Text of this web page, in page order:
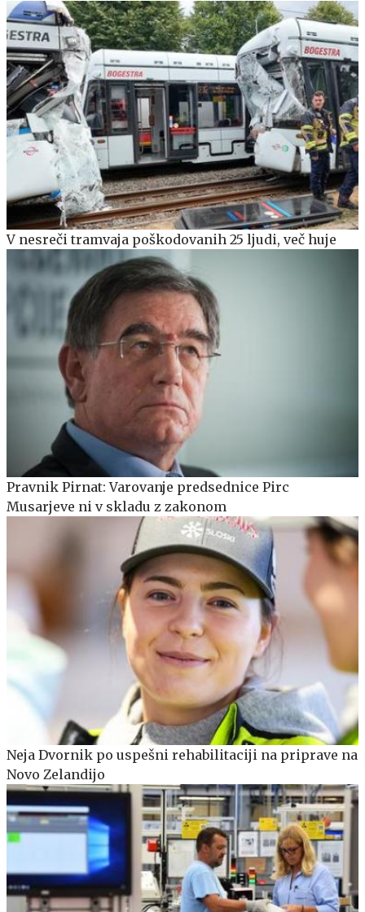
V nesreči tramvaja poškodovanih 25 ljudi, več huje
Pravnik Pirnat: Varovanje predsednice Pirc
Musarjeve ni v skladu z zakonom
Neja Dvornik po uspešni rehabilitaciji na priprave na
Novo Zelandijo